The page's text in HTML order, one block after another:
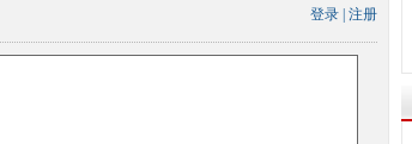
登录 注册